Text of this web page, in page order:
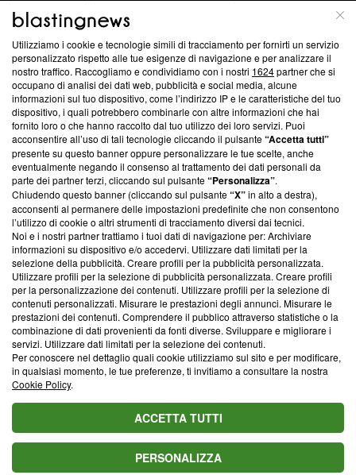
ABOUT
Questa sezione offre informazioni trasparenti su Blasting
News, sui nostri processi editoriali e su come ci impegniamo a
creare news di qualità. Inoltre, afferma la nostra aderenza a
‘Trust Project - News with Integrity’Blasting News non è
ancora membro del programma, ma ha richiesto di farne
parte; Trust Project non ha ancora effettuato una verifica di
conformità agli standard.
Su di noi
Team editoriale
Corporate
Redazione
Informativa Privacy
Cookie Policy
Blasting SA, IDI CHE-247.845.224, Via Carlo Frasca, 3 - 6900
Lugano (Svizzera) Tel:+39 0690258937
© 2026 Blasting News
Utilizziamo i cookie e tecnologie simili di tracciamento per fornirti un servizio
personalizzato rispetto alle tue esigenze di navigazione e per analizzare il
nostro traffico. Raccogliamo e condividiamo con i nostri 1624partner che si
occupano di analisi dei dati web, pubblicità e social media, alcune
informazioni sul tuo dispositivo, come l’indirizzo IP e le caratteristiche del tuo
dispositivo, i quali potrebbero combinarle con altre informazioni che hai
fornito loro o che hanno raccolto dal tuo utilizzo dei loro servizi. Puoi
acconsentire all’uso di tali tecnologie cliccando il pulsante“Accetta tutti”
presente su questo banner oppure personalizzare le tue scelte, anche
eventualmente negando il consenso al trattamento dei dati personali da
parte dei partner terzi, cliccando sul pulsante“Personalizza”.
Chiudendo questo banner (cliccando sul pulsante“X”in alto a destra),
acconsenti al permanere delle impostazioni predefinite che non consentono
l’utilizzo di cookie o altri strumenti di tracciamento diversi dai tecnici.
Noi e i nostri partner trattiamo i tuoi dati di navigazione per: Archiviare
informazioni su dispositivo e/o accedervi. Utilizzare dati limitati per la
selezione della pubblicità. Creare profili per la pubblicità personalizzata.
Utilizzare profili per la selezione di pubblicità personalizzata. Creare profili
per la personalizzazione dei contenuti. Utilizzare profili per la selezione di
contenuti personalizzati. Misurare le prestazioni degli annunci. Misurare le
prestazioni dei contenuti. Comprendere il pubblico attraverso statistiche o la
combinazione di dati provenienti da fonti diverse. Sviluppare e migliorare i
servizi. Utilizzare dati limitati per la selezione dei contenuti.
Per conoscere nel dettaglio quali cookie utilizziamo sul sito e per modificare,
in qualsiasi momento, le tue preferenze, ti invitiamo a consultare la nostra
Cookie Policy.
ACCETTA TUTTI
PERSONALIZZA